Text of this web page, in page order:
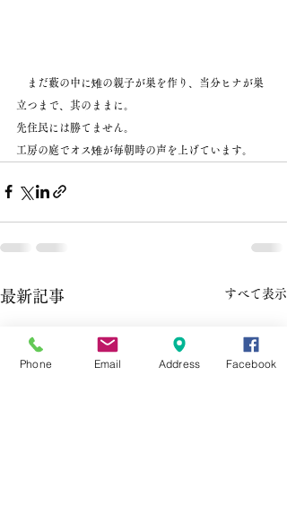
まだ藪の中に雉の親子が巣を作り、当分ヒナが巣
立つまで、其のままに。
先住民には勝てません。
工房の庭でオス雉が毎朝時の声を上げています。
最新記事 すべて表示
Phone Email Address Facebook